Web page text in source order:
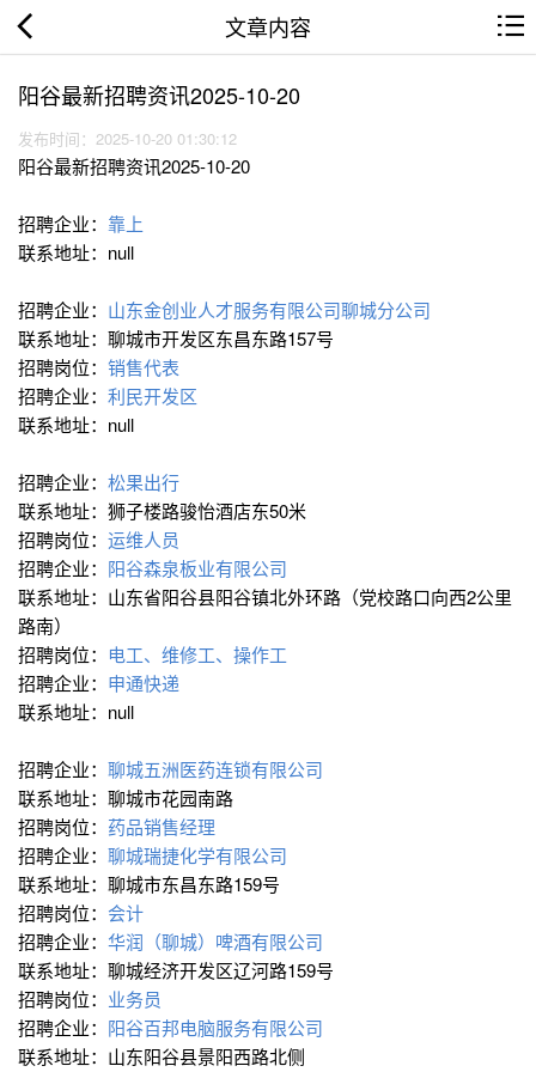
文章内容
阳谷最新招聘资讯2025-10-20
发布时间：2025-10-20 01:30:12
阳谷最新招聘资讯2025-10-20
招聘企业： 靠上
联系地址：null
招聘企业： 山东金创业人才服务有限公司聊城分公司
联系地址：聊城市开发区东昌东路157号
招聘岗位： 销售代表
招聘企业： 利民开发区
联系地址：null
招聘企业： 松果出行
联系地址：狮子楼路骏怡酒店东50米
招聘岗位： 运维人员
招聘企业： 阳谷森泉板业有限公司
联系地址：山东省阳谷县阳谷镇北外环路（党校路口向西2公里
路南）
招聘岗位： 电工、维修工、操作工
招聘企业： 申通快递
联系地址：null
招聘企业： 聊城五洲医药连锁有限公司
联系地址：聊城市花园南路
招聘岗位： 药品销售经理
招聘企业： 聊城瑞捷化学有限公司
联系地址：聊城市东昌东路159号
招聘岗位： 会计
招聘企业： 华润（聊城）啤酒有限公司
联系地址：聊城经济开发区辽河路159号
招聘岗位： 业务员
招聘企业： 阳谷百邦电脑服务有限公司
联系地址：山东阳谷县景阳西路北侧